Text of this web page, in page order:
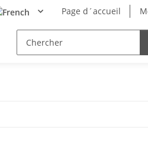
Page d´accueil